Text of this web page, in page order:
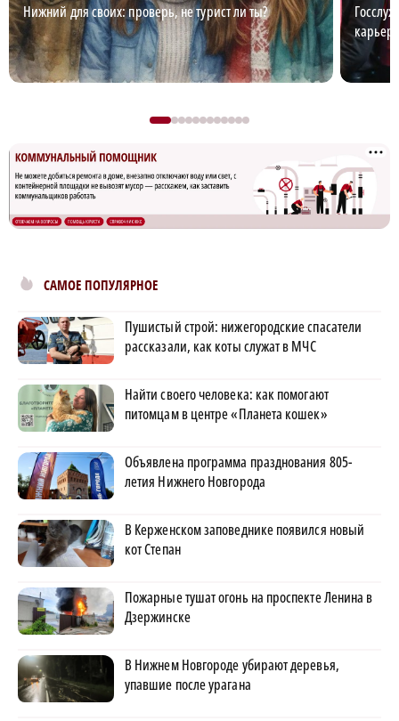
Нижний для своих: проверь, не турист ли ты?
САМОЕ ПОПУЛЯРНОЕ
Пушистый строй: нижегородские спасатели
рассказали, как коты служат в МЧС
Найти своего человека: как помогают
питомцам в центре «Планета кошек»
Объявлена программа празднования 805-
летия Нижнего Новгорода
В Керженском заповеднике появился новый
кот Степан
Пожарные тушат огонь на проспекте Ленина в
Дзержинске
В Нижнем Новгороде убирают деревья,
упавшие после урагана